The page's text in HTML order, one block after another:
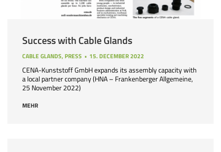
Success with Cable Glands
CABLE GLANDS, PRESS 15. DECEMBER 2022
CENA-Kunststoff GmbH expands its assembly capacity with
a local partner company (HNA – Frankenberger Allgemeine,
25 November 2022)
MEHR